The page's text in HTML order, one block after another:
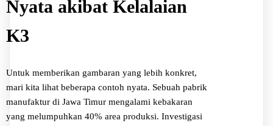
Nyata akibat Kelalaian
K3
Untuk memberikan gambaran yang lebih konkret,
mari kita lihat beberapa contoh nyata. Sebuah pabrik
manufaktur di Jawa Timur mengalami kebakaran
yang melumpuhkan 40% area produksi. Investigasi